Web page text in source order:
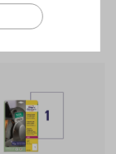
FILTRERA